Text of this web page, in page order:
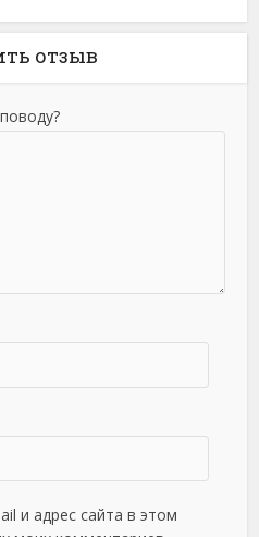
отзыв
и адрес сайта в этом